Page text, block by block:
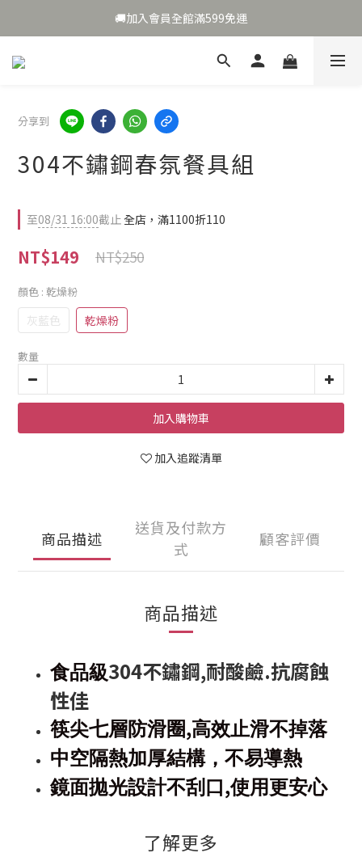
🎉夏日補水🎁加碼送好禮🌹
🚚加入會員全館滿599免運
🎉夏日補水🎁加碼送好禮🌹
分享到
304不鏽鋼春氛餐具組
至08/31 16:00截止全店，滿1100折110
NT$149 NT$250
顏色 : 乾燥粉
灰藍色 乾燥粉
數量
加入購物車
加入追蹤清單
商品描述
送貨及付款方
式
顧客評價
商品描述
食品級304不鏽鋼,耐酸鹼.抗腐蝕
性佳
筷尖七層防滑圈,高效止滑不掉落
中空隔熱加厚結構，不易導熱
鏡面拋光設計不刮口 ,使用更安心
了解更多